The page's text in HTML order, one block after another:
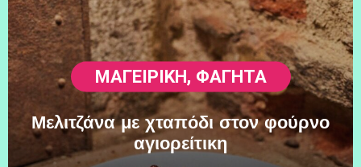
ΜΑΓΕΙΡΙΚΗ, ΦΑΓΗΤΆ
Μελιτζάνα με χταπόδι στον φούρνο
αγιορείτικη